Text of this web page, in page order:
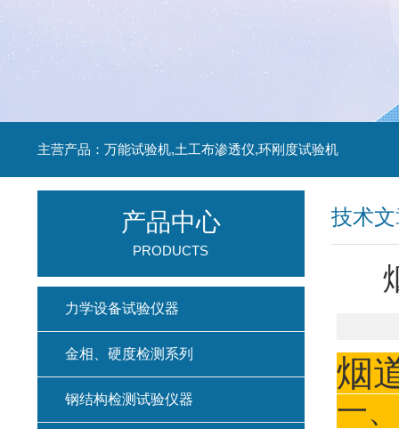
主营产品：万能试验机,土工布渗透仪,环刚度试验机
技术
烟
一
产品中心
PRODUCTS
力学设备试验仪器
金相、硬度检测系列
钢结构检测试验仪器